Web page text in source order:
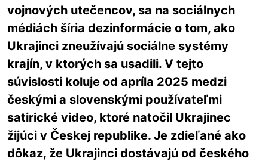
vojnových utečencov, sa na sociálnych
médiách šíria dezinformácie o tom, ako
Ukrajinci zneužívajú sociálne systémy
krajín, v ktorých sa usadili. V tejto
súvislosti koluje od apríla 2025 medzi
českými a slovenskými používateľmi
satirické video, ktoré natočil Ukrajinec
žijúci v Českej republike. Je zdieľané ako
dôkaz, že Ukrajinci dostávajú od českého